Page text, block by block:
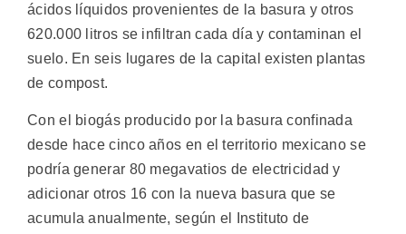
ácidos líquidos provenientes de la basura y otros
620.000 litros se infiltran cada día y contaminan el
suelo. En seis lugares de la capital existen plantas
de compost.
Con el biogás producido por la basura confinada
desde hace cinco años en el territorio mexicano se
podría generar 80 megavatios de electricidad y
adicionar otros 16 con la nueva basura que se
acumula anualmente, según el Instituto de